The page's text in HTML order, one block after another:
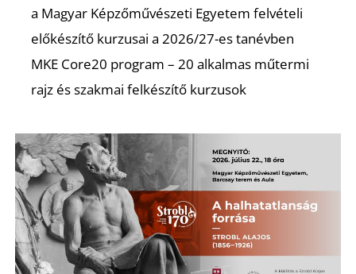
a Magyar Képzőművészeti Egyetem felvételi
előkészítő kurzusai a 2026/27-es tanévben
MKE Core20 program – 20 alkalmas műtermi
rajz és szakmai felkészítő kurzusok